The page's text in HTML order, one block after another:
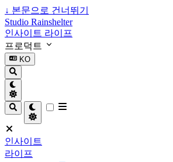
↓ 본문으로 건너뛰기
Studio Rainshelter
인사이트 라이프
프로덕트
KO
인사이트
라이프